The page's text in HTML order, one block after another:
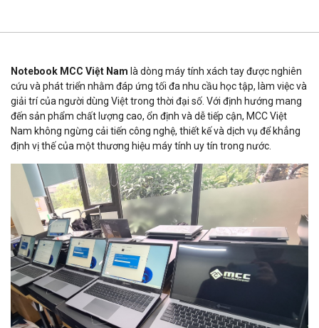
Notebook MCC Việt Nam là dòng máy tính xách tay được nghiên
cứu và phát triển nhằm đáp ứng tối đa nhu cầu học tập, làm việc và
giải trí của người dùng Việt trong thời đại số. Với định hướng mang
đến sản phẩm chất lượng cao, ổn định và dễ tiếp cận, MCC Việt
Nam không ngừng cải tiến công nghệ, thiết kế và dịch vụ để khẳng
định vị thế của một thương hiệu máy tính uy tín trong nước.